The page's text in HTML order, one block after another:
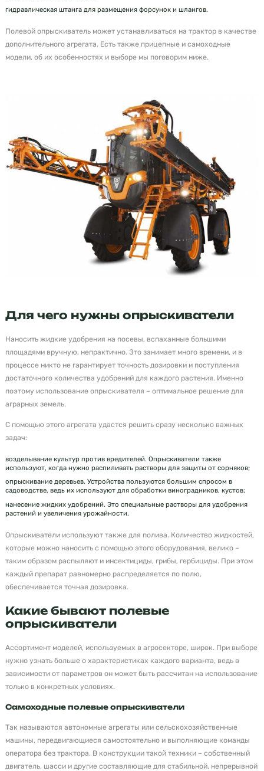
гидравлическая штанга для размещения форсунок и шлангов.
Полевой опрыскиватель может устанавливаться на трактор в качестве
дополнительного агрегата. Есть также прицепные и самоходные
модели, об их особенностях и выборе мы поговорим ниже.
Для чего нужны опрыскиватели
Наносить жидкие удобрения на посевы, вспаханные большими
площадями вручную, непрактично. Это занимает много времени, и в
процессе никто не гарантирует точность дозировки и поступления
достаточного количества удобрений для каждого растения. Именно
поэтому использование опрыскивателя – оптимальное решение для
аграрных земель.
С помощью этого агрегата удастся решить сразу несколько важных
задач:
возделывание культур против вредителей. Опрыскиватели также
используют, когда нужно распиливать растворы для защиты от сорняков;
опрыскивание деревьев. Устройства пользуются большим спросом в
садоводстве, ведь их используют для обработки виноградников, кустов;
нанесение жидких удобрений. Это специальные растворы для удобрения
растений и увеличения урожайности.
Опрыскиватели используют также для полива. Количество жидкостей,
которые можно наносить с помощью этого оборудования, велико –
таким образом распыляют и инсектициды, грибы, гербициды. При этом
каждый препарат равномерно распределяется по полю,
обеспечивается точная дозировка.
Какие бывают полевые
опрыскиватели
Ассортимент моделей, используемых в агросекторе, широк. При выборе
нужно узнать больше о характеристиках каждого варианта, ведь в
зависимости от параметров он может быть рассчитан на использование
только в конкретных условиях.
Самоходные полевые опрыскиватели
Так называются автономные агрегаты или сельскохозяйственные
машины, передвигающиеся самостоятельно и выполняющие команды
оператора без трактора. В конструкции такой техники – собственный
двигатель, шасси и другие составляющие для стабильной, непрерывной